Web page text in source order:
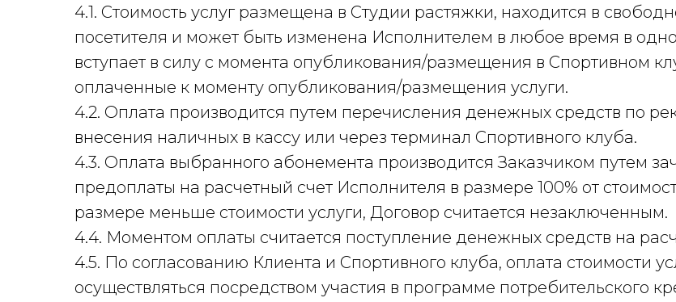
4.1. Стоимость услуг размещена в Студии растяжки, находится в
посетителя и может быть изменена Исполнителем в любое время в
вступает в силу с момента опубликования/размещения в Спортивном
оплаченные к моменту опубликования/размещения услуги.
4.2. Оплата производится путем перечисления денежных средств по
внесения наличных в кассу или через терминал Спортивного клуба.
4.3. Оплата выбранного абонемента производится Заказчиком путем
предоплаты на расчетный счет Исполнителя в размере 100% от
размере меньше стоимости услуги, Договор считается незаключенным.
4.4. Моментом оплаты считается поступление денежных средств на
4.5. По согласованию Клиента и Спортивного клуба, оплата стоимости
осуществляться посредством участия в программе потребительского